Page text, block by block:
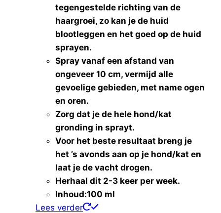
Pawtastic Dogs
Piccolo Cane
(0)
(0)
Suzy's (Belgisch)
Trilly tutti Brilli
(0)
Beads by Cheyenne (0)
Burley
Cemaro
(0)
(0)
Easy Pet
(0)
Fifi's Dog Fashion
FurRéal
(0)
Katoos
(0)
Missogno
(0)
Natural Greatness
tegengestelde richting van de
haargroei, zo kan je de huid
blootleggen en het goed op de huid
sprayen.
Spray vanaf een afstand van
ongeveer 10 cm, vermijd alle
gevoelige gebieden, met name ogen
en oren.
Zorg dat je de hele hond/kat
gronding in sprayt.
Voor het beste resultaat breng je
het ’s avonds aan op je hond/kat en
laat je de vacht drogen.
Herhaal dit 2-3 keer per week.
Inhoud:100 ml
Lees verder